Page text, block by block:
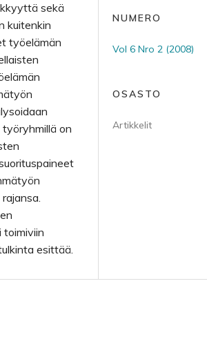
sekä
kuitenkin
työelämän
on
toimiviin
esittää.
NUMERO
Vol 6 Nro 2 (2008)
OSASTO
Artikkelit